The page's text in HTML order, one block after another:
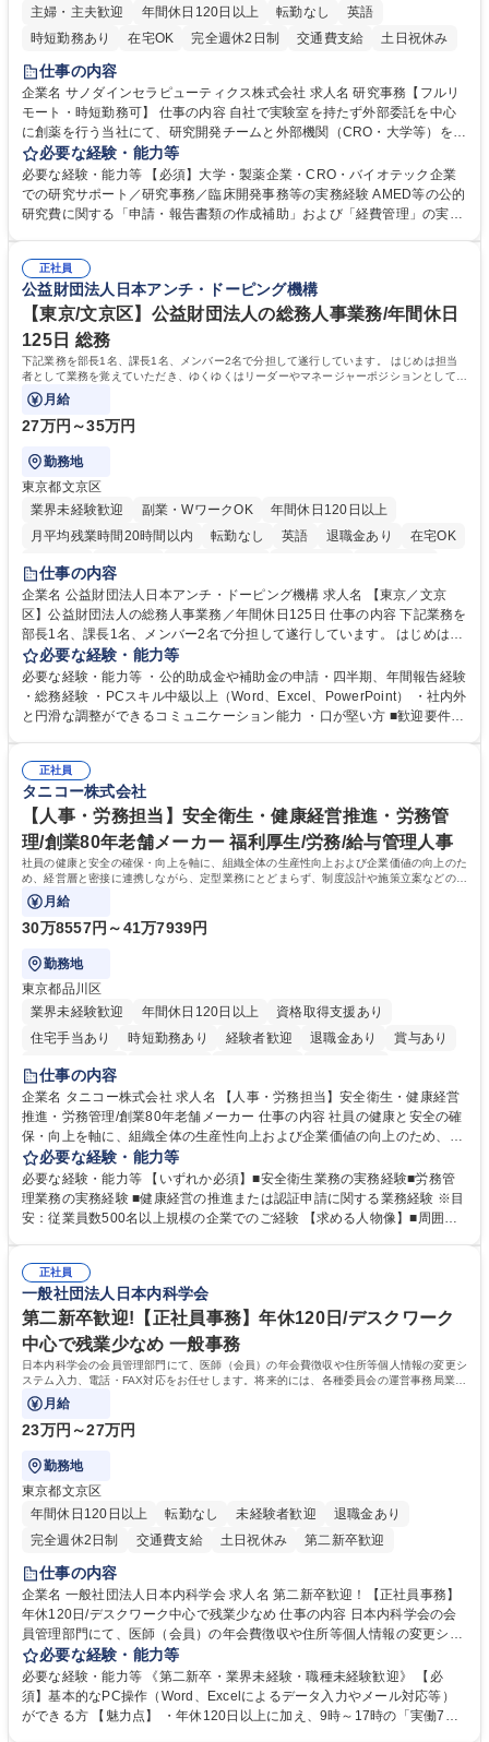
主婦・主夫歓迎 年間休日120日以上 転勤なし
英語
時短勤務あり
在宅OK 完全週休2日制 交通費支給 土日祝休み
仕事の内容
企業名 サノダインセラピューティクス株式会社 求人名 研究事務【フルリ
モート・時短勤務可】 仕事の内容 自社で実験室を持たず外部委託を中心
に創薬を行う当社にて、研究開発チームと外部機関（CRO・大学等）をつ
なぐハブとして、契約・発注・予算管理などの研究事務全般をお任せしま
す。 ■見積取得、発注、検収、請求処理等の事務手続き ■委託先との定例
会議の調整・アジェンダ準備・議事録作成 ■研究報告書、試験関連資料、
SOP等の整備・版管理・保管 ■研究開発の進捗・タイムライン・予算執行
集職種 研究事務【フルリモート・時短勤務可】
必要な経験・能力等
必要な経験・能力等 【必須】大学・製薬企業・CRO・バイオテック企業
での研究サポート／研究事務／臨床開発事務等の実務経験 AMED等の公的
研究費に関する「申請・報告書類の作成補助」および「経費管理」の実務
き方について】フルリモートやハイブリッド勤務、時短勤務など個々のラ
イフスタイルに応じた柔軟な働き方が可能です。育児や介護との両立も応
援します。 学歴・資格 学歴：大学院 大学 語学力： 資格：
正社員
公益財団法人日本アンチ・ドーピング機構
【東京/文京区】公益財団法人の総務人事業務/年間休日
125日 総務
下記業務を部長1名、課長1名、メンバー2名で分担して遂行しています。 はじめは担当
者として業務を覚えていただき、ゆくゆくはリーダーやマネージャーポジションとして活
躍いただくことを期待しています。
月給
27万円～35万円
勤務地
東京都文京区
業界未経験歓迎
副業・WワークOK
年間休日120日以上
月平均残業時間20時間以内
転勤なし 英語 退職金あり
在宅OK
賞与あり
育休あり
食事補助あり
仕事の内容
企業名 公益財団法人日本アンチ・ドーピング機構 求人名 【東京／文京
区】公益財団法人の総務人事業務／年間休日125日 仕事の内容 下記業務を
部長1名、課長1名、メンバー2名で分担して遂行しています。 はじめは担
当者として業務を覚えていただき、ゆくゆくはリーダーやマネージャーポ
ジションとして活躍いただくことを期待しています。 【総務・人事グルー
プの業務内容】 ・人事制度関連 ・採用活動 ・教育研修の企画、実行 ・勤
怠管理 ・官公庁への各種提出 ・法定の会議運営（評議員会、理事会） ・
管理 ・福利厚生関連 ・職員からの問合せ、相談対応 ・その他日常の総務
業務全般 募集職種 【東京／文京区】公益財団法人の総務人事業務／年間
休日125日
必要な経験・能力等
必要な経験・能力等 ・公的助成金や補助金の申請・四半期、年間報告経験
・総務経験 ・PCスキル中級以上（Word、Excel、PowerPoint） ・社内外
と円滑な調整ができるコミュニケーション能力 ・口が堅い方 ■歓迎要件
正社員
タニコー株式会社
【人事・労務担当】安全衛生・健康経営推進・労務管
理/創業80年老舗メーカー 福利厚生/労務/給与管理人事
社員の健康と安全の確保・向上を軸に、組織全体の生産性向上および企業価値の向上のた
め、経営層と密接に連携しながら、定型業務にとどまらず、制度設計や施策立案などの上
流工程から関与していただきます。
月給
30万8557円～41万7939円
勤務地
東京都品川区
業界未経験歓迎
年間休日120日以上
資格取得支援あり
住宅手当あり
時短勤務あり 経験者歓迎 退職金あり
賞与あり
完全週休2日制
寮・社宅あり
仕事の内容
企業名 タニコー株式会社 求人名 【人事・労務担当】安全衛生・健康経営
推進・労務管理/創業80年老舗メーカー 仕事の内容 社員の健康と安全の確
保・向上を軸に、組織全体の生産性向上および企業価値の向上のため、経
営層と密接に連携しながら、定型業務にとどまらず、制度設計や施策立案
などの上流工程から関与していただきます。 【主な業務内容】■安全衛生
業務（ストレスチェック、健康診断の運用、産業医との連携 など）■健康
経営認証取得に向けた企画・推進■労務管理（労働時間の分析、労働環境
を底上げすべく、ともにご活躍いただける方の増員募集となります。 募集
職種 【人事・労務担当】安全衛生・健康経営推進・労務管理/創業80年老
舗メーカー
必要な経験・能力等
必要な経験・能力等 【いずれか必須】■安全衛生業務の実務経験■労務管
理業務の実務経験 ■健康経営の推進または認証申請に関する業務経験 ※目
安：従業員数500名以上規模の企業でのご経験 【求める人物像】■周囲
部門と連携しながら業務を推進できる方■Excelや労務管理システムの実務
使用経験をお持ちの方 学歴・資格 学歴：大学院 大学 高専 短大 専修学校
高校 語学力： 資格：
正社員
一般社団法人日本内科学会
第二新卒歓迎!【正社員事務】年休120日/デスクワーク
中心で残業少なめ 一般事務
日本内科学会の会員管理部門にて、医師（会員）の年会費徴収や住所等個人情報の変更シ
ステム入力、電話・FAX対応をお任せします。将来的には、各種委員会の運営事務局業務
などにも幅広く携わっていただきます。
月給
23万円～27万円
勤務地
東京都文京区
年間休日120日以上
転勤なし 未経験者歓迎
退職金あり
完全週休2日制
交通費支給 土日祝休み 第二新卒歓迎
仕事の内容
企業名 一般社団法人日本内科学会 求人名 第二新卒歓迎！【正社員事務】
年休120日/デスクワーク中心で残業少なめ 仕事の内容 日本内科学会の会
員管理部門にて、医師（会員）の年会費徴収や住所等個人情報の変更シス
テム入力、電話・FAX対応をお任せします。将来的には、各種委員会の運
営事務局業務などにも幅広く携わっていただきます。 【会員管理・データ
入力業務】 ・医師（会員）の住所変更、個人情報のシステム登録・更新
・年会費の徴収管理や入金データの照合確認 【問い合わせ対応】 ・会員
必要な経験・能力等
必要な経験・能力等 《第二新卒・業界未経験・職種未経験歓迎》 【必
須】基本的なPC操作（Word、Excelによるデータ入力やメール対応等）
ができる方 【魅力点】 ・年休120日以上に加え、9時～17時の「実働7時